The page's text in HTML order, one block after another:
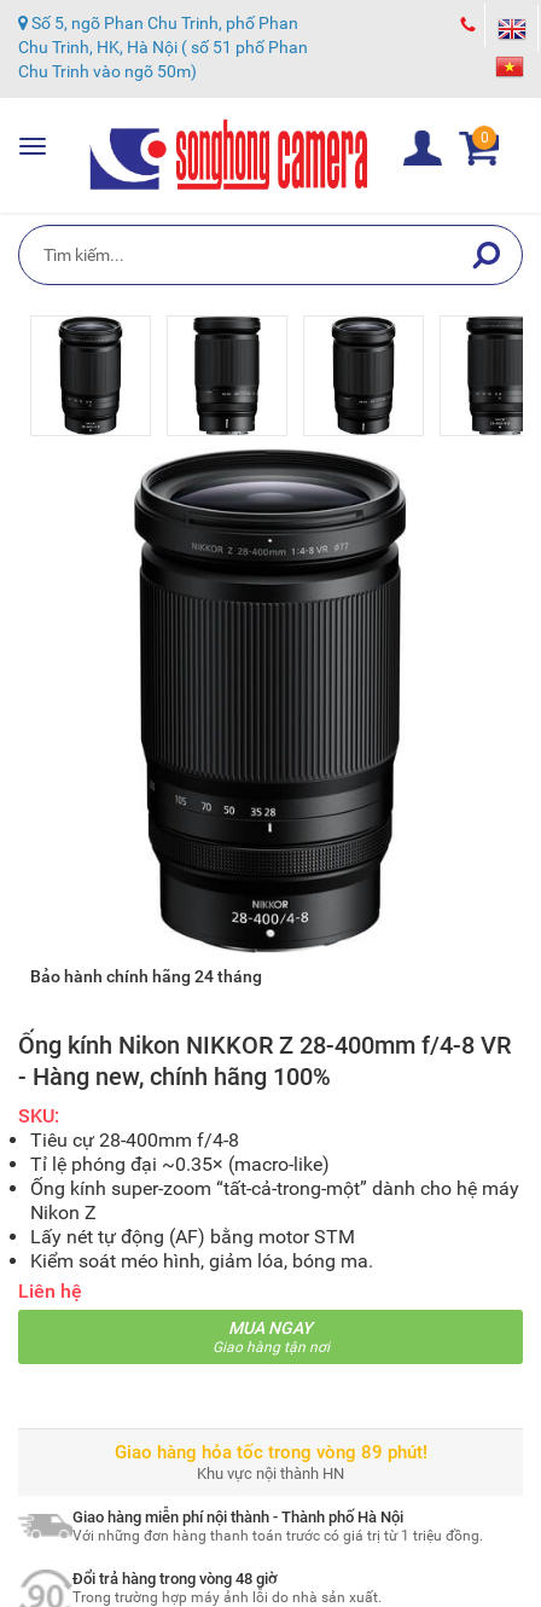
Số 5, ngõ Phan Chu Trinh, phố Phan
Chu Trinh, HK, Hà Nội ( số 51 phố Phan
Chu Trinh vào ngõ 50m)
Toggle
navigation
0
Bảo hành chính hãng 24 tháng
Ống kính Nikon NIKKOR Z 28-400mm f/4-8 VR
- Hàng new, chính hãng 100%
SKU:
Tiêu cự 28-400mm f/4-8
Tỉ lệ phóng đại ~0.35× (macro-like)
Ống kính super-zoom “tất-cả-trong-một” dành cho hệ máy
Nikon Z
Lấy nét tự động (AF) bằng motor STM
Kiểm soát méo hình, giảm lóa, bóng ma.
Liên hệ
MUA NGAY
Giao hàng tận nơi
Giao hàng hỏa tốc trong vòng 89 phút!
Khu vực nội thành HN
Giao hàng miễn phí nội thành - Thành phố Hà Nội
Với những đơn hàng thanh toán trước có giá trị từ 1 triệu đồng.
Đổi trả hàng trong vòng 48 giờ
Trong trường hợp máy ảnh lỗi do nhà sản xuất.